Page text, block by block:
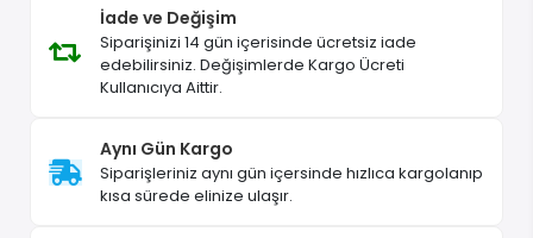
İade ve Değişim
Siparişinizi 14 gün içerisinde ücretsiz iade
edebilirsiniz. Değişimlerde Kargo Ücreti
Kullanıcıya Aittir.
Aynı Gün Kargo
Siparişleriniz aynı gün içersinde hızlıca kargolanıp
kısa sürede elinize ulaşır.